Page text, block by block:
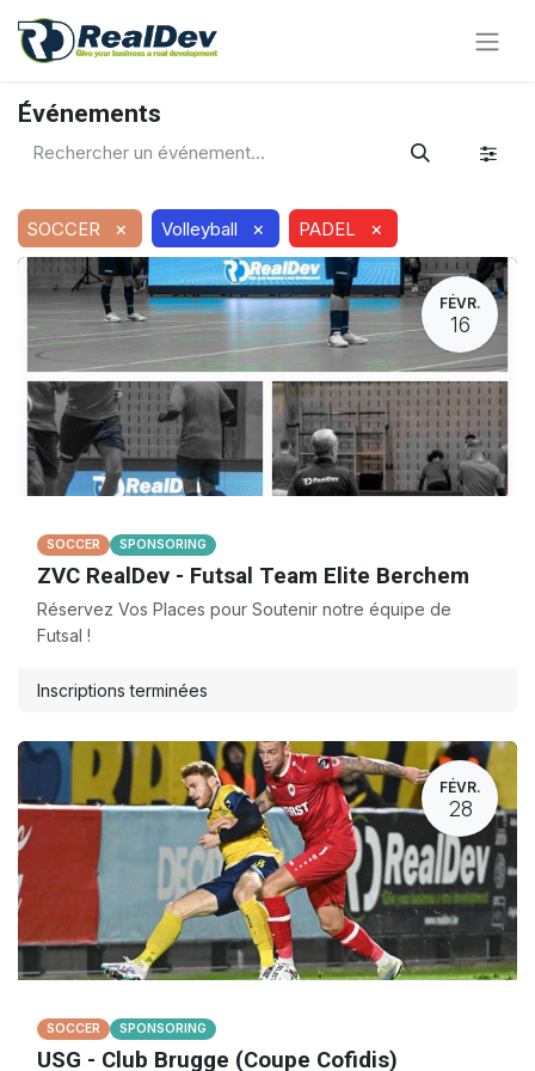
Événements
SOCCER × Volleyball × PADEL ×
FÉVR.
16
SOCCER SPONSORING
ZVC RealDev - Futsal Team Elite Berchem
Réservez Vos Places pour Soutenir notre équipe de
Futsal !
Inscriptions terminées
FÉVR.
28
SOCCER SPONSORING
USG - Club Brugge (Coupe Cofidis)